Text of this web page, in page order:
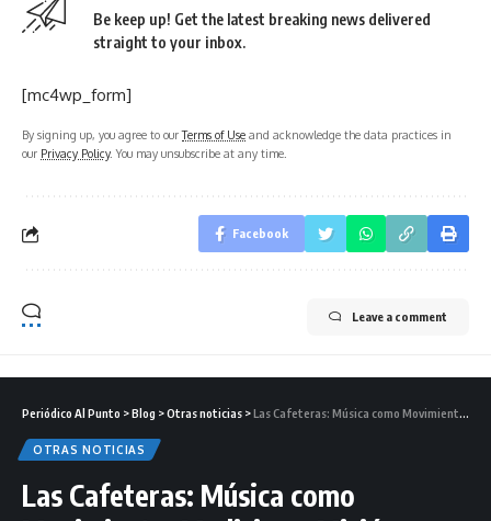
Be keep up! Get the latest breaking news delivered
straight to your inbox.
[mc4wp_form]
By signing up, you agree to ourTerms of Use and acknowledge the data practices in
our Privacy Policy. You may unsubscribe at any time.
Facebook
Leave a comment
Periódico Al Punto >Blog >Otras noticias >Las Cafeteras: Música como Movimiento, Medicina y Misión
OTRAS NOTICIAS
Las Cafeteras: Música como